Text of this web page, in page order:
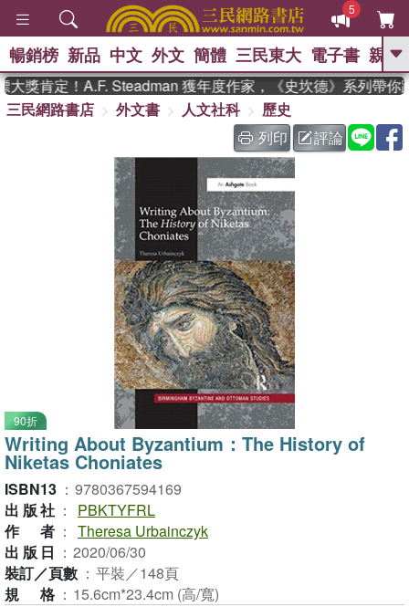
5
GO
熱搜： 東野圭吾 、
The Odyssey 、 父親節 、 如果歷
史是一群喵 、 暑期推薦 、 國際布克
獎 臺灣漫遊錄 、 方念華
登輝時代 、 數學女孩：黎曼猜想
偉大的迷走神經
暢銷榜 新品 中文 外文 簡體 三民東大 電子書 親子
獎肯定！A.F. Steadman 獲年度作家，《史坎德》系列帶你
三民網路書店
外文書 人文社科
歷史
列印
評論
90折
Writing About Byzantium：The History of
Niketas Choniates
ISBN13 ： 9780367594169
出版社 ：
PBKTYFRL
作者 ： Theresa Urbainczyk
出版日 ： 2020/06/30
裝訂／頁數 ： 平裝／148頁
規格 ： 15.6cm*23.4cm (高/寬)